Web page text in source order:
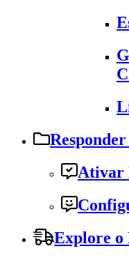
Ativar
Explore o